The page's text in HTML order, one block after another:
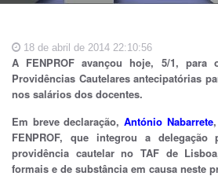
18 de abril de 2014 22:10:56
A FENPROF avançou hoje, 5/1, para
Providências Cautelares antecipatórias
nos salários dos docentes.
Em breve declaração, António Nabarrete
FENPROF, que integrou a delegação
providência cautelar no TAF de
formais e de substância em causa neste